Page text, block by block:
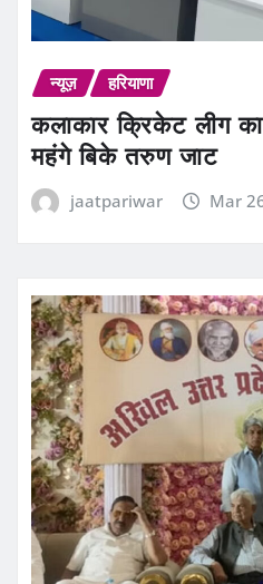
न्यूज़ हरियाणा
कलाकार क्रिकेट लीग
महंगे बिके तरुण जाट
jaatpariwar Mar